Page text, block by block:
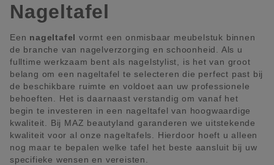
Nageltafel
Een nageltafel vormt een onmisbaar meubelstuk binnen
de branche van nagelverzorging en schoonheid. Als u
fulltime werkzaam bent als nagelstylist, is het van groot
belang om een nageltafel te selecteren die perfect past bij
de beschikbare ruimte en voldoet aan uw professionele
behoeften. Het is daarnaast verstandig om vanaf het
begin te investeren in een nageltafel van hoogwaardige
kwaliteit. Bij MAZ beautyland garanderen we uitstekende
kwaliteit voor al onze nageltafels. Hierdoor hoeft u alleen
nog maar te bepalen welke tafel het beste aansluit bij uw
specifieke wensen en vereisten.